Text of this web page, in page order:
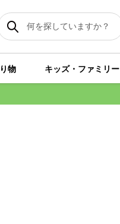
物 キッズ・ファミリー